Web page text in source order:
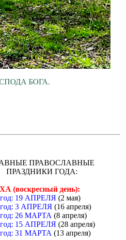
БОГА.
ПРАВОСЛАВНЫЕ
ПРАЗДНИКИ ГОДА:
(воскресный день):
год: 19 АПРЕЛЯ (2 мая)
год: 3 АПРЕЛЯ (16 апреля)
год: 26 МАРТА (8 апреля)
год: 15 АПРЕЛЯ (28 апреля)
год: 31 МАРТА (13 апреля)